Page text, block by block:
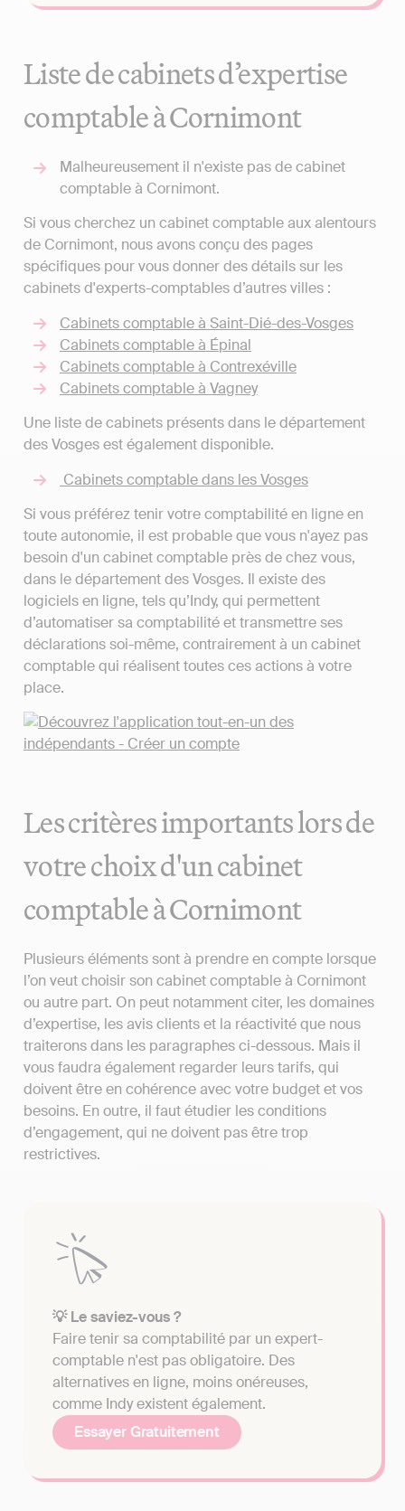
Liste de cabinets d’expertise
comptable à Cornimont
Malheureusement il n'existe pas de cabinet
comptable à Cornimont.
Si vous cherchez un cabinet comptable aux alentours
de Cornimont, nous avons conçu des pages
spécifiques pour vous donner des détails sur les
cabinets d'experts-comptables d’autres villes :
Cabinets comptable à Saint-Dié-des-Vosges
Cabinets comptable à Épinal
Cabinets comptable à Contrexéville
Cabinets comptable à Vagney
Une liste de cabinets présents dans le département
des Vosges est également disponible.
Cabinets comptable dans les Vosges
Si vous préférez tenir votre comptabilité en ligne en
toute autonomie, il est probable que vous n'ayez pas
besoin d'un cabinet comptable près de chez vous,
dans le département des Vosges. Il existe des
logiciels en ligne, tels qu’Indy, qui permettent
d’automatiser sa comptabilité et transmettre ses
déclarations soi-même, contrairement à un cabinet
comptable qui réalisent toutes ces actions à votre
place.
Les critères importants lors de
votre choix d'un cabinet
comptable à Cornimont
Plusieurs éléments sont à prendre en compte lorsque
l’on veut choisir son cabinet comptable à Cornimont
ou autre part. On peut notamment citer, les domaines
d’expertise, les avis clients et la réactivité que nous
traiterons dans les paragraphes ci-dessous. Mais il
vous faudra également regarder leurs tarifs, qui
doivent être en cohérence avec votre budget et vos
besoins. En outre, il faut étudier les conditions
d’engagement, qui ne doivent pas être trop
restrictives.
💡 Le saviez-vous ?
Faire tenir sa comptabilité par un expert-
comptable n'est pas obligatoire. Des
alternatives en ligne, moins onéreuses,
comme Indy existent également.
Essayer Gratuitement